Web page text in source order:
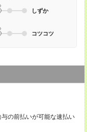
しずか
コツコツ
の前払いが可能な速払い